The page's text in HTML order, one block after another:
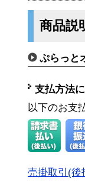
商品説
ぷらっと
支払方法
以下のお支
売掛取引(後